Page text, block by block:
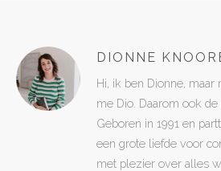
DIONNE
Hi, ik ben Dionne,
me Dio. Daarom ook
Geboren in 1991 en
een grote liefde voor
met plezier over alles